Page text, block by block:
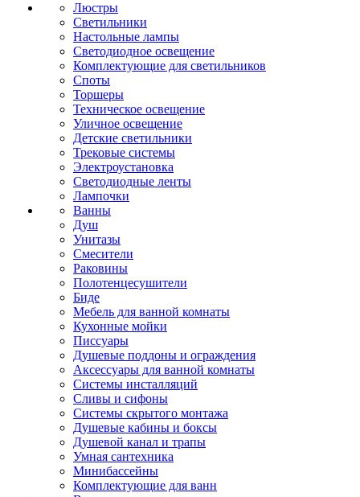
Люстры
Светильники
Настольные лампы
Светодиодное освещение
Комплектующие для светильников
Споты
Торшеры
Техническое освещение
Уличное освещение
Детские светильники
Трековые системы
Электроустановка
Светодиодные ленты
Лампочки
Ванны
Душ
Унитазы
Смесители
Раковины
Полотенцесушители
Биде
Мебель для ванной комнаты
Кухонные мойки
Писсуары
Душевые поддоны и ограждения
Аксессуары для ванной комнаты
Системы инсталляций
Сливы и сифоны
Системы скрытого монтажа
Душевые кабины и боксы
Душевой канал и трапы
Умная сантехника
Минибассейны
Комплектующие для ванн